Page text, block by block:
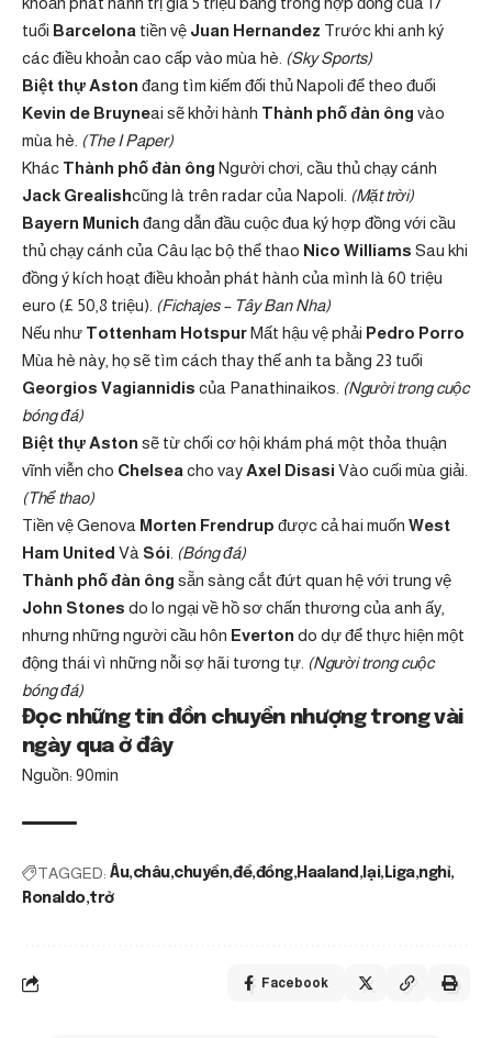
tuổi Barcelona tiền vệ Juan Hernandez Trước khi anh ký
các điều khoản cao cấp vào mùa hè. (Sky Sports)
Biệt thự Aston đang tìm kiếm đối thủ Napoli để theo đuổi
Kevin de Bruyneai sẽ khởi hành Thành phố đàn ông vào
mùa hè. (The I Paper)
Khác Thành phố đàn ông Người chơi, cầu thủ chạy cánh
Jack Grealishcũng là trên radar của Napoli. (Mặt trời)
Bayern Munich đang dẫn đầu cuộc đua ký hợp đồng với cầu
thủ chạy cánh của Câu lạc bộ thể thao Nico Williams Sau khi
đồng ý kích hoạt điều khoản phát hành của mình là 60 triệu
euro (£ 50,8 triệu). (Fichajes – Tây Ban Nha)
Nếu như Tottenham HotspurMất hậu vệ phải Pedro Porro
Mùa hè này, họ sẽ tìm cách thay thế anh ta bằng 23 tuổi
Georgios Vagiannidis của Panathinaikos. (Người trong cuộc
bóng đá)
Biệt thự Aston sẽ từ chối cơ hội khám phá một thỏa thuận
vĩnh viễn cho Chelsea cho vay Axel Disasi Vào cuối mùa giải.
(Thể thao)
Tiền vệ Genova Morten Frendrup được cả hai muốn West
Ham United Và Sói (Bóng đá)
Thành phố đàn ông sẵn sàng cắt đứt quan hệ với trung vệ
John Stones do lo ngại về hồ sơ chấn thương của anh ấy,
nhưng những người cầu hôn Everton do dự để thực hiện một
động thái vì những nỗi sợ hãi tương tự. (Người trong cuộc
bóng đá)
Đọc những tin đồn chuyển nhượng trong vài
ngày qua ở đây
Nguồn: 90min
TAGGED: Âu châu chuyển để đồng Haaland lại Liga nghỉ
Ronaldo trở
Facebook